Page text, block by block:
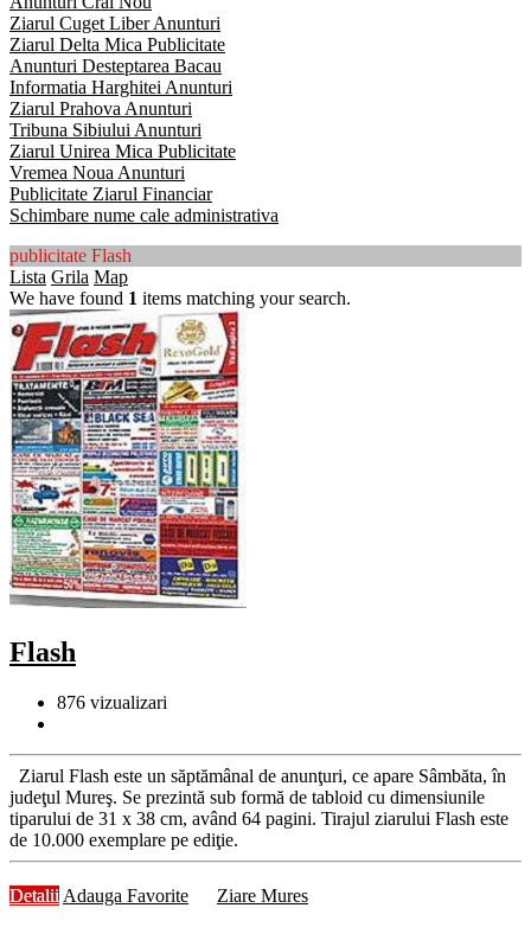
Ziarul Cuget Liber Anunturi
Ziarul Delta Mica Publicitate
Anunturi Desteptarea Bacau
Informatia Harghitei Anunturi
Ziarul Prahova Anunturi
Tribuna Sibiului Anunturi
Ziarul Unirea Mica Publicitate
Vremea Noua Anunturi
Publicitate Ziarul Financiar
Schimbare nume cale administrativa
publicitate Flash
Lista Grila Map
We have found 1 items matching your search.
Flash
876 vizualizari
Ziarul Flash este un săptămânal de anunţuri, ce apare Sâmbăta, în
judeţul Mureş. Se prezintă sub formă de tabloid cu dimensiunile
tiparului de 31 x 38 cm, având 64 pagini. Tirajul ziarului Flash este
de 10.000 exemplare pe ediţie.
Detalii Adauga Favorite Ziare Mures